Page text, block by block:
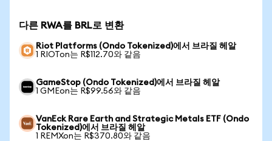
다른 RWA를 BRL로 변환
Riot Platforms (Ondo Tokenized)에서 브라질 헤알
1 RIOTon는 R$112.70와 같음
GameStop (Ondo Tokenized)에서 브라질 헤알
1 GMEon는 R$99.56와 같음
VanEck Rare Earth and Strategic Metals ETF (Ondo
Tokenized)에서 브라질 헤알
1 REMXon는 R$370.80와 같음